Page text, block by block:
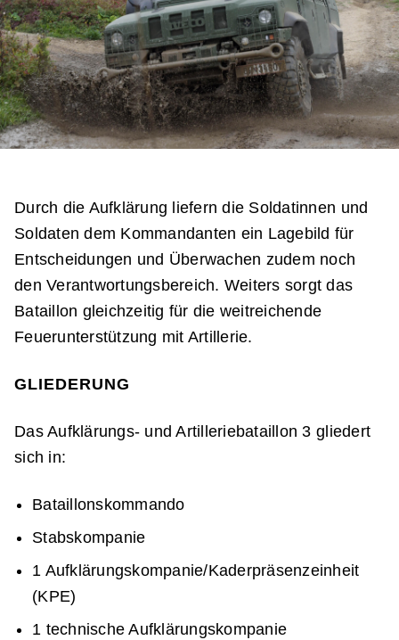
Durch die Aufklärung liefern die Soldatinnen und
Soldaten dem Kommandanten ein Lagebild für
Entscheidungen und Überwachen zudem noch
den Verantwortungsbereich. Weiters sorgt das
Bataillon gleichzeitig für die weitreichende
Feuerunterstützung mit Artillerie.
GLIEDERUNG
Das Aufklärungs- und Artilleriebataillon 3 gliedert
sich in:
Bataillonskommando
Stabskompanie
1 Aufklärungskompanie/Kaderpräsenzeinheit
(KPE)
1 technische Aufklärungskompanie